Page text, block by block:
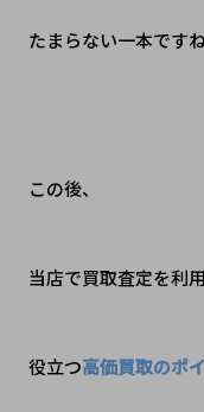
たまらない一本です
この後、
当店で買取査定を利
役立つ高価買取のポ